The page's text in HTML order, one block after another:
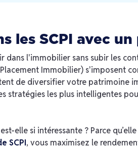
les SCPI avec
dans l'immobilier sans subir les
Immobilier) s'imposent
de diversifier votre patrimoine
stratégies les plus intelligentes
elle si intéressante ? Parce
SCPI, vous maximisez le